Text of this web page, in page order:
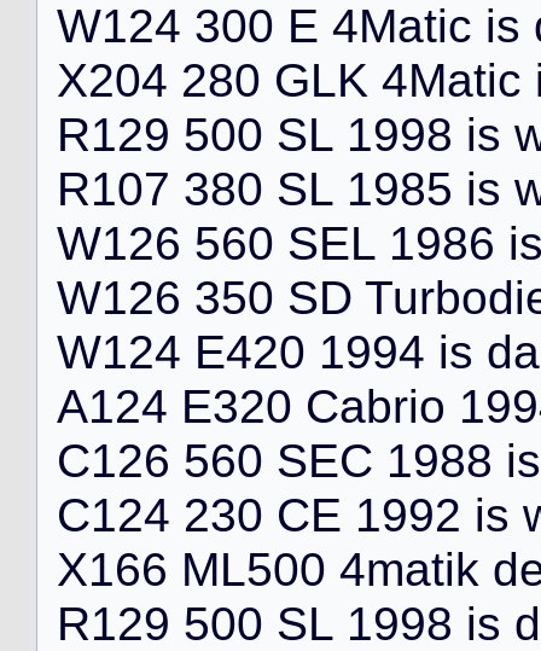
W124 300 E 4Matic is
X204 280 GLK 4Matic
R129 500 SL 1998 is
R107 380 SL 1985 is
W126 560 SEL 1986 i
W126 350 SD Turbodi
W124 E420 1994 is da
A124 E320 Cabrio 199
C126 560 SEC 1988 is
C124 230 CE 1992 is
X166 ML500 4matik d
R129 500 SL 1998 is d